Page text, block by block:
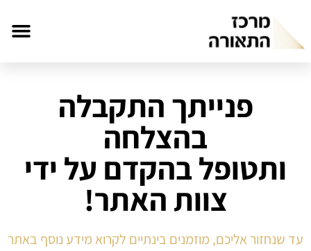
פנייתך התקבלה
בהצלחה
ותטופל בהקדם על ידי
צוות האתר!
עד שנחזור אליכם, מוזמנים בינתיים לקרוא מידע נוסף באתר